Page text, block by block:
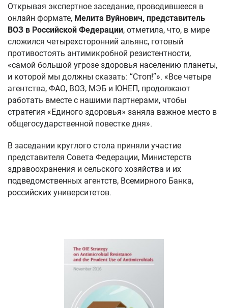
Открывая экспертное заседание, проводившееся в
онлайн формате, Мелита Вуйнович,представитель
ВОЗ в Российской Федерации, отметила, что, в мире
сложился четырехсторонний альянс, готовый
противостоять антимикробной резистентности,
«самой большой угрозе здоровья населению планеты,
и которой мы должны сказать: “Стоп!”». «Все четыре
агентства, ФАО, ВОЗ, МЭБ и ЮНЕП, продолжают
работать вместе с нашими партнерами, чтобы
стратегия «Единого здоровья» заняла важное место в
общегосударственной повестке дня».
В заседании круглого стола приняли участие
представителя Совета Федерации, Министерств
здравоохранения и сельского хозяйства и их
подведомственных агентств, Всемирного Банка,
российских университетов.